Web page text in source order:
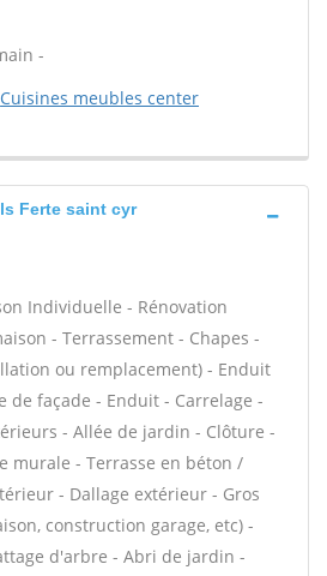
-
Cuisines meubles center
Ferte saint cyr
Individuelle - Rénovation
- Terrassement - Chapes -
ou remplacement) - Enduit
de façade - Enduit - Carrelage -
- Allée de jardin - Clôture -
murale - Terrasse en béton /
- Dallage extérieur - Gros
construction garage, etc) -
d'arbre - Abri de jardin -